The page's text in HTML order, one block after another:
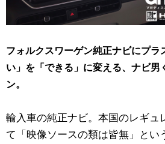
フォルクスワーゲン純正ナビにプラ
い」を「できる」に変える、ナビ男
ン。
輸入車の純正ナビ。本国のレギュ
て「映像ソースの類は皆無」とい